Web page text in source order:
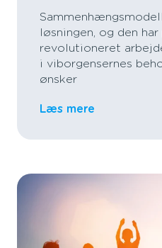
løsningen, og den
revolutioneret
i viborgensernes
ønsker
Læs mere